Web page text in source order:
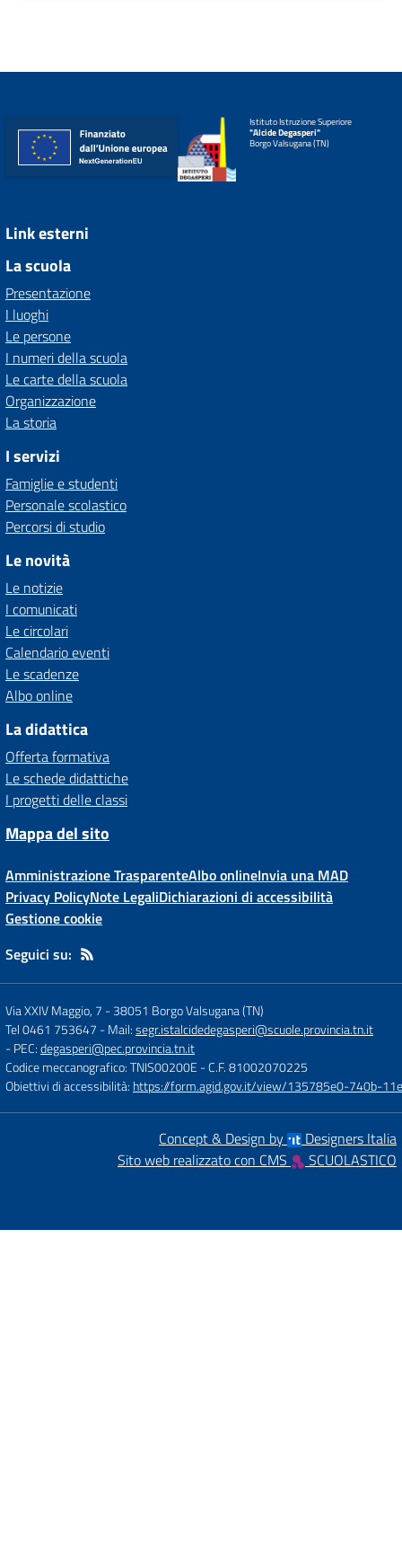
Istituto Istruzione Superiore
"Alcide Degasperi"
Borgo Valsugana (TN)
Link esterni
La scuola
Presentazione
I luoghi
Le persone
I numeri della scuola
Le carte della scuola
Organizzazione
La storia
I servizi
Famiglie e studenti
Personale scolastico
Percorsi di studio
Le novità
Le notizie
I comunicati
Le circolari
Calendario eventi
Le scadenze
Albo online
La didattica
Offerta formativa
Le schede didattiche
I progetti delle classi
Mappa del sito
Amministrazione TrasparenteAlbo onlineInvia una MAD
Privacy PolicyNote LegaliDichiarazioni di accessibilità
Gestione cookie
Seguici su:
Via XXIV Maggio, 7 -38051 Borgo Valsugana (TN)
Tel 0461 753647 - Mail:segr.istalcidedegasperi@scuole.provincia.tn.it
- PEC:degasperi@pec.provincia.tn.it
Codice meccanografico: TNIS00200E - C.F. 81002070225
Obiettivi di accessibilità: https://form.agid.gov.it/view/135785e0-740b-
Concept & Design by
Designers Italia
Sito web realizzato con CMS
SCUOLASTICO